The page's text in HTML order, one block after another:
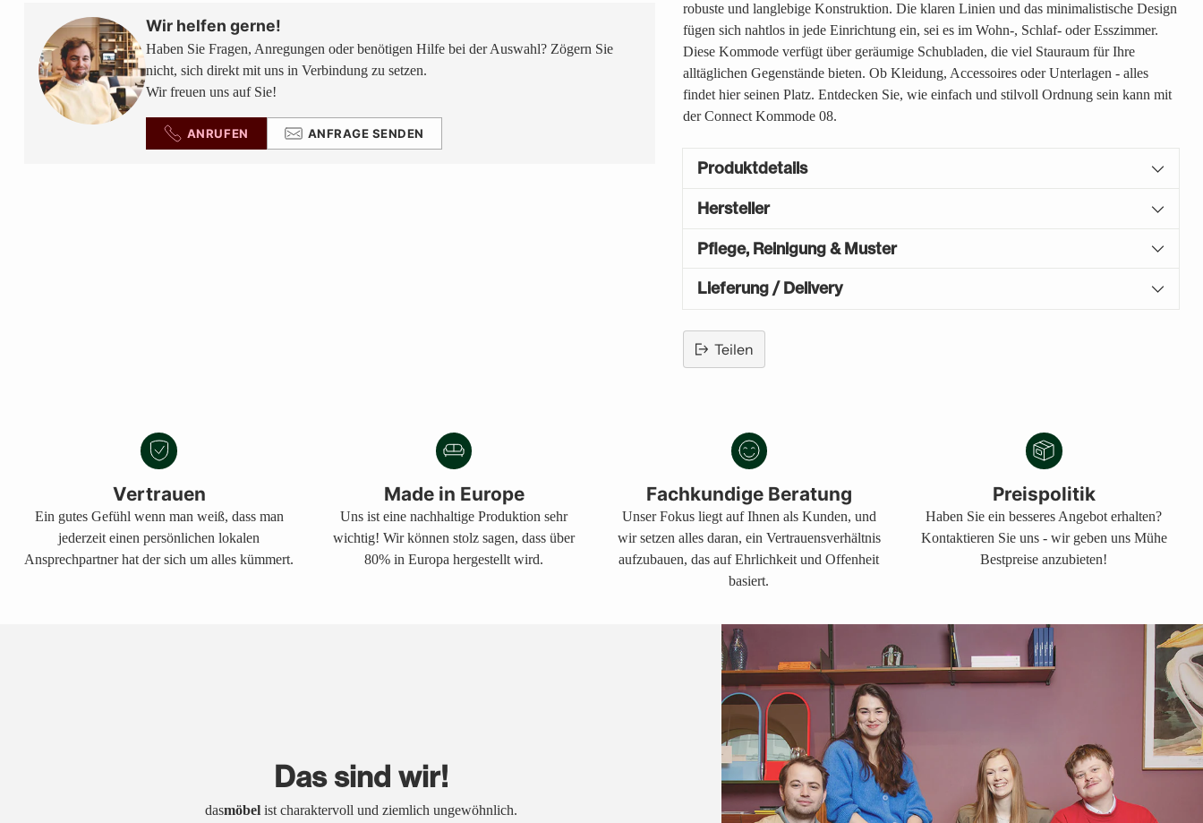
Wir helfen gerne!
Haben Sie Fragen, Anregungen oder benötigen Hilfe bei der Auswahl? Zögern Sie
nicht, sich direkt mit uns in Verbindung zu setzen.
Wir freuen uns auf Sie!
ANRUFEN ANFRAGE SENDEN
robuste und langlebige Konstruktion. Die klaren Linien und das minimalistische Design
fügen sich nahtlos in jede Einrichtung ein, sei es im Wohn-, Schlaf- oder Esszimmer.
Diese Kommode verfügt über geräumige Schubladen, die viel Stauraum für Ihre
alltäglichen Gegenstände bieten. Ob Kleidung, Accessoires oder Unterlagen - alles
findet hier seinen Platz. Entdecken Sie, wie einfach und stilvoll Ordnung sein kann mit
der Connect Kommode 08.
Produktdetails
Hersteller
Pflege, Reinigung & Muster
Lieferung / Delivery
Teilen
Warenkorb
Vertrauen
Ein gutes Gefühl wenn man weiß, dass man
jederzeit einen persönlichen lokalen
Ansprechpartner hat der sich um alles kümmert.
Made in Europe
Uns ist eine nachhaltige Produktion sehr
wichtig! Wir können stolz sagen, dass über
80% in Europa hergestellt wird.
Fachkundige Beratung
Unser Fokus liegt auf Ihnen als Kunden, und
wir setzen alles daran, ein Vertrauensverhältnis
aufzubauen, das auf Ehrlichkeit und Offenheit
basiert.
Preispolitik
Haben Sie ein besseres Angebot erhalten?
Kontaktieren Sie uns - wir geben uns Mühe
Bestpreise anzubieten!
Das sind wir!
dasmöbelist charaktervoll und ziemlich ungewöhnlich.